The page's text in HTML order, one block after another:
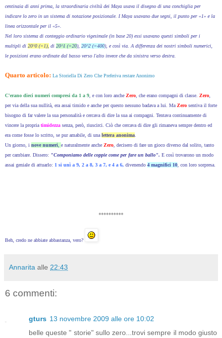
centinaia di anni prima, la straordinaria civiltà dei Maya usava il disegno di una conchiglia per
indicare lo zero in un sistema di notazione posizionale. I Maya usavano due segni, il punto per «1» e la
linea orizzontale per il «5».
Nel loro sistema di conteggio ordinario vigesimale (in base 20) essi usavano questi simboli per i
multipli di 20^0 (=1), di 20^1 (=20), 20^2 (=400), e così via. A differenza dei nostri simboli numerici,
le posizioni erano ordinate dal basso verso l'alto invece che da sinistra verso destra.
Quarto articolo: La Storiella Di Zero Che Preferiva restare Anonimo
C'erano dieci numeri compresi da 1 a 9 , e con loro anche Zero , che erano compagni di classe. Zero
per via della sua nullità, era assai timido e anche per questo nessuno badava a lui. Ma Zero sentiva il forte
bisogno di far valere la sua personalità e cercava di dire la sua ai compagni. Tentava continuamente di
vincere la propria timidezza senza, però, riuscirci. Ciò che cercava di dire gli rimaneva sempre dentro ed
era come fosse lo scritto, se pur amabile, di una lettera anonima
Un giorno, i nove numeri e naturalmente anche Zero , decisero di fare un gioco diverso dal solito, tanto
per cambiare. Dissero: "Componiamo delle coppie come per fare un ballo". E così trovarono un modo
assai geniale di attuarlo: 1 si unì a 9, 2 a 8, 3 a 7, e 4 a 6, divenendo 4 magnifici 10 , con loro sorpresa.
**********
Beh, credo ne abbiate abbastanza, vero?
Annarita alle 22:43
6 commenti:
gturs 13 novembre 2009 alle ore 10:02
belle queste " storie" sullo zero...trovi sempre il modo giusto